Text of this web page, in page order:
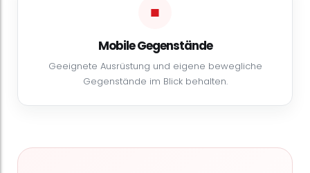
■
Mobile Gegenstände
Geeignete Ausrüstung und eigene bewegliche
Gegenstände im Blick behalten.